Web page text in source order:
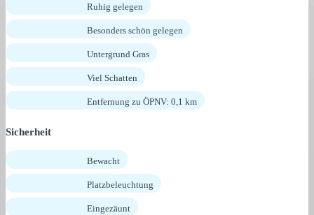
Ruhig gelegen
Besonders schön gelegen
Untergrund Gras
Viel Schatten
Entfernung zu ÖPNV: 0,1 km
Sicherheit
Bewacht
Platzbeleuchtung
Eingezäunt